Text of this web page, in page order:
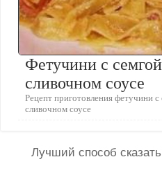
Фетучини с
сливочном соусе
Рецепт приготовления фетучини с
сливочном соусе
Лучший способ